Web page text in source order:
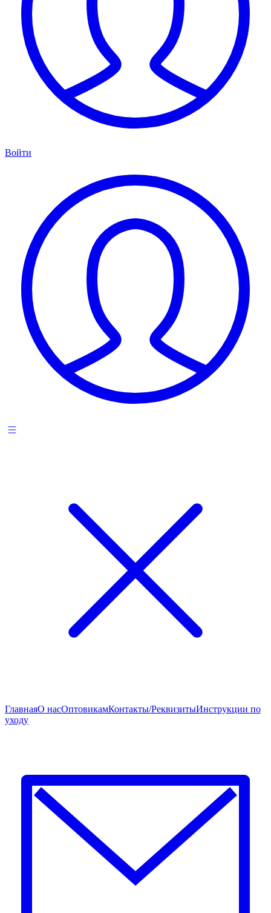
Войти
ГлавнаяО насОптовикамКонтакты/РеквизитыИнструкции по
уходу